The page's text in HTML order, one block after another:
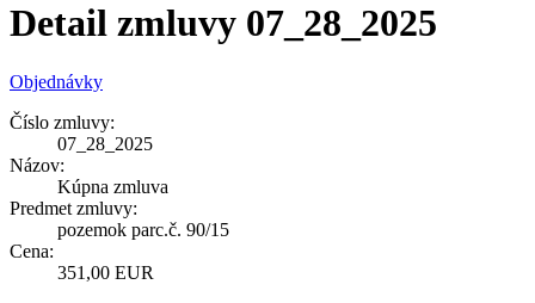
Detail zmluvy 07_28_2025
Objednávky
Číslo zmluvy:
07_28_2025
Názov:
Kúpna zmluva
Predmet zmluvy:
pozemok parc.č. 90/15
Cena:
351,00 EUR